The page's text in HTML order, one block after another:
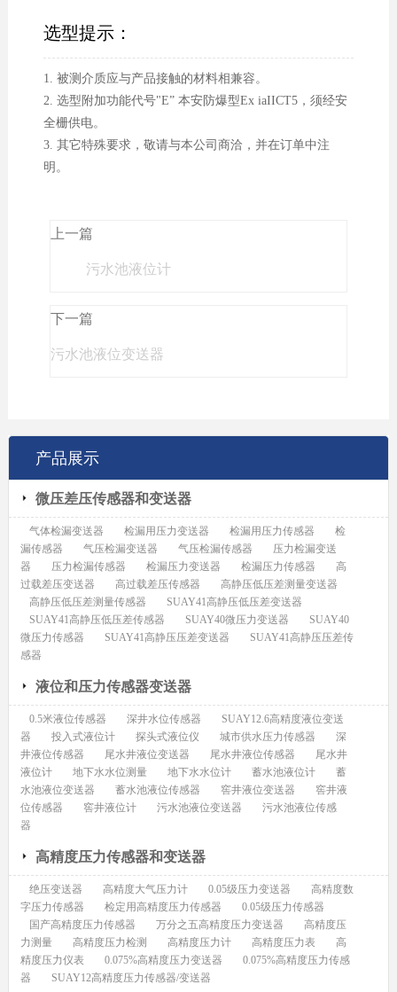
选型提示：
1. 被测介质应与产品接触的材料相兼容。
2. 选型附加功能代号"E” 本安防爆型Ex iaIICT5，须经安
全栅供电。
3. 其它特殊要求，敬请与本公司商洽，并在订单中注
明。
上一篇
污水池液位计
下一篇
污水池液位变送器
产品展示
微压差压传感器和变送器
气体检漏变送器 检漏用压力变送器 检漏用压力传感器
检
漏传感器
气压检漏变送器 气压检漏传感器
压力检漏变送
器
压力检漏传感器 检漏压力变送器 检漏压力传感器
高
过载差压变送器
高过载差压传感器
高静压低压差测量变送器
高静压低压差测量传感器
SUAY41高静压低压差变送器
SUAY41高静压低压差传感器
SUAY40微压力变送器
SUAY40
微压力传感器
SUAY41高静压压差变送器
SUAY41高静压压差传
感器
液位和压力传感器变送器
0.5米液位传感器 深井水位传感器
SUAY12.6高精度液位变送
器
投入式液位计 探头式液位仪 城市供水压力传感器
深
井液位传感器
尾水井液位变送器 尾水井液位传感器
尾水井
液位计
地下水水位测量 地下水水位计 蓄水池液位计
蓄
水池液位变送器
蓄水池液位传感器 窖井液位变送器
窖井液
位传感器
窖井液位计 污水池液位变送器
污水池液位传感
器
高精度压力传感器和变送器
绝压变送器 高精度大气压力计 0.05级压力变送器
高精度数
字压力传感器
检定用高精度压力传感器
0.05级压力传感器
国产高精度压力传感器
万分之五高精度压力变送器
高精度压
力测量
高精度压力检测 高精度压力计 高精度压力表
高
精度压力仪表
0.075%高精度压力变送器
0.075%高精度压力传感
器
SUAY12高精度压力传感器/变送器